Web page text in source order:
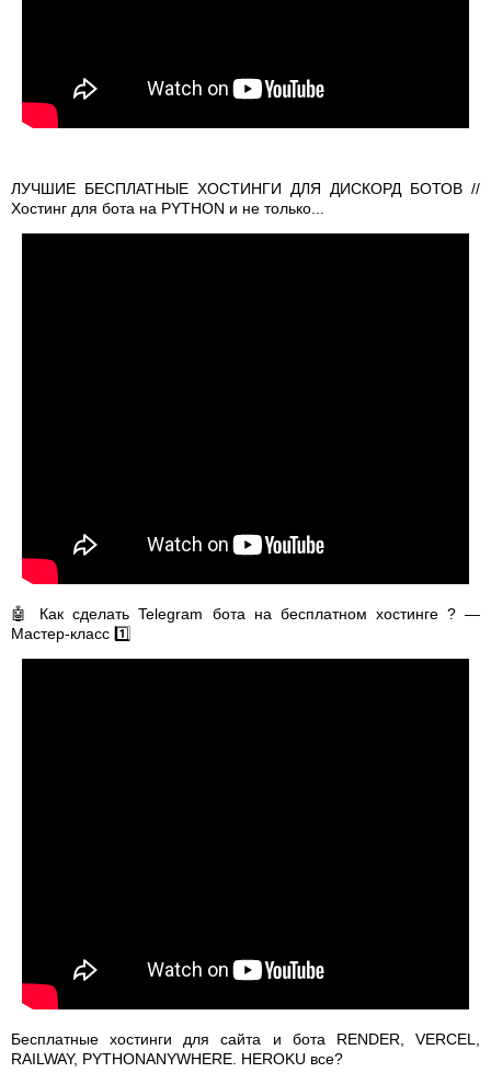
ЛУЧШИЕ БЕСПЛАТНЫЕ ХОСТИНГИ ДЛЯ ДИСКОРД БОТОВ //
Хостинг для бота на PYTHON и не только...
🤖 Как сделать Telegram бота на бесплатном хостинге ? —
Мастер-класс 1️⃣
Бесплатные хостинги для сайта и бота RENDER, VERCEL,
RAILWAY, PYTHONANYWHERE. HEROKU все?